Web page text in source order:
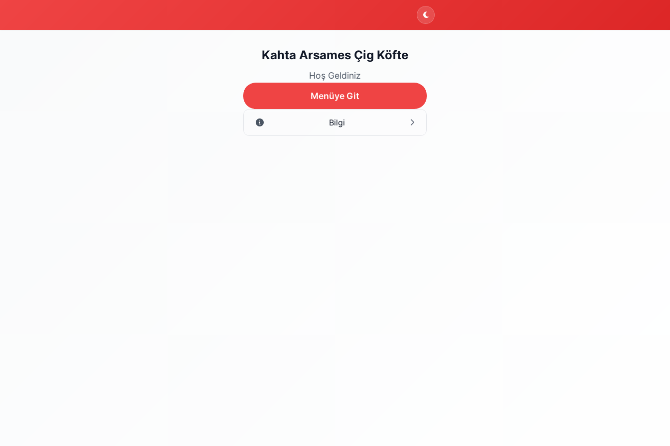
Kahta Arsames Çig Köfte
Hoş Geldiniz
Menüye Git
Bilgi